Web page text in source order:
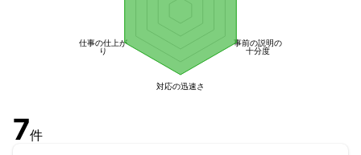
事前の説明の
十分度
対応の迅速さ
仕事の仕上が
り
7件